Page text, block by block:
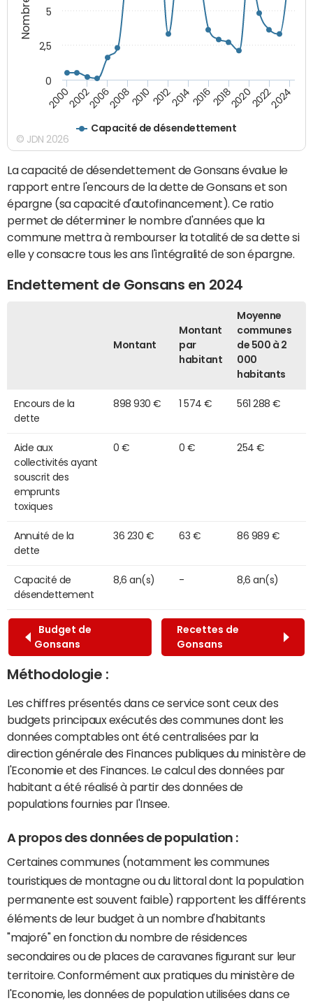
Capacité de désendettement
20002002200620082010 2012201420162018202020222024
0
2,5
5
© JDN 2026
La capacité de désendettement de Gonsans évalue le
rapport entre l'encours de la dette de Gonsans et son
épargne (sa capacité d'autofinancement). Ce ratio
permet de déterminer le nombre d'années que la
commune mettra à rembourser la totalité de sa dette si
elle y consacre tous les ans l'intégralité de son épargne.
Endettement de Gonsans en 2024
Montant
Montant
par
habitant
Moyenne
communes
de 500 à 2
000
habitants
Encours de la
dette
898 930 € 1 574 € 561 288 €
Aide aux
collectivités ayant
souscrit des
emprunts
toxiques
0 € 0 € 254 €
Annuité de la
dette
36 230 € 63 € 86 989 €
Capacité de
désendettement
8,6 an(s) - 8,6 an(s)
Budget de
Gonsans
Recettes de
Gonsans
Méthodologie :
Les chiffres présentés dans ce service sont ceux des
budgets principaux exécutés des communes dont les
données comptables ont été centralisées par la
direction générale des Finances publiques du ministère de
l'Economie et des Finances. Le calcul des données par
habitant a été réalisé à partir des données de
populations fournies par l'Insee.
A propos des données de population :
Certaines communes (notamment les communes
touristiques de montagne ou du littoral dont la population
permanente est souvent faible) rapportent les différents
éléments de leur budget à un nombre d'habitants
"majoré" en fonction du nombre de résidences
secondaires ou de places de caravanes figurant sur leur
territoire. Conformément aux pratiques du ministère de
l'Economie, les données de population utilisées dans ce